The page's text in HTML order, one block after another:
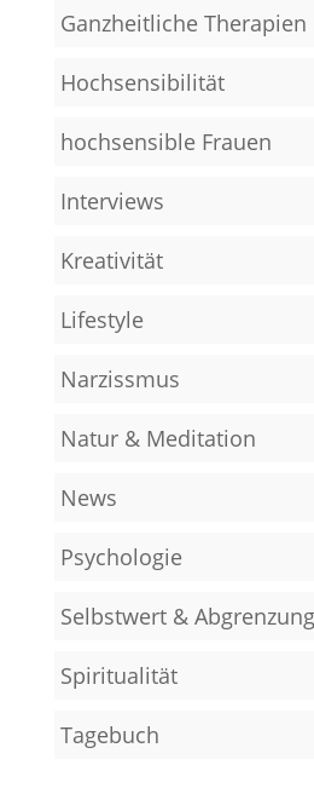
Ganzheitliche Therapien
Hochsensibilität
hochsensible Frauen
Interviews
Kreativität
Lifestyle
Narzissmus
Natur & Meditation
News
Psychologie
Selbstwert & Abgrenzung
Spiritualität
Tagebuch